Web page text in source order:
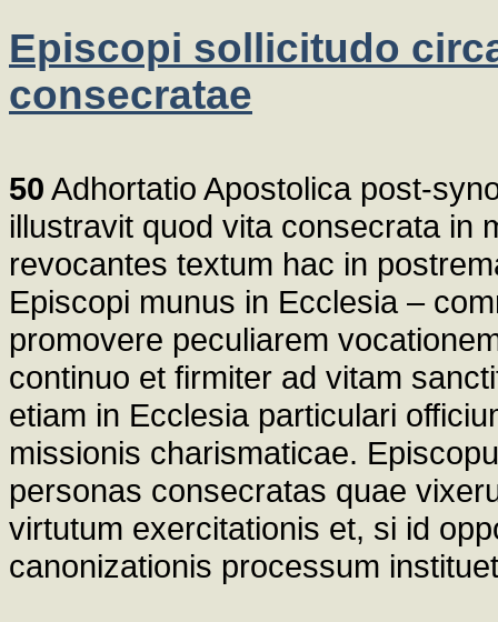
Episcopi sollicitudo
consecratae
50 Adhortatio Apostolica post-
illustravit quod vita consecrata in
revocantes textum hac in
Episcopi munus in Ecclesia –
promovere peculiarem
continuo et firmiter ad vitam
etiam in Ecclesia particulari
missionis charismaticae.
personas consecratas quae
virtutum exercitationis et, si id
canonizationis processum